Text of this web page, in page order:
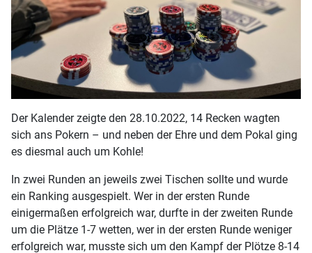
Der Kalender zeigte den 28.10.2022, 14 Recken wagten
sich ans Pokern – und neben der Ehre und dem Pokal ging
es diesmal auch um Kohle!
In zwei Runden an jeweils zwei Tischen sollte und wurde
ein Ranking ausgespielt. Wer in der ersten Runde
einigermaßen erfolgreich war, durfte in der zweiten Runde
um die Plätze 1-7 wetten, wer in der ersten Runde weniger
erfolgreich war, musste sich um den Kampf der Plötze 8-14